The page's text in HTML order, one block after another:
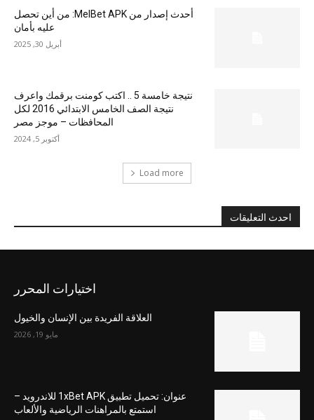
أحدث إصدار من MelBet APK: من أين تحصل
عليه بأمان
أبريل 30, 2025
نتيجة خامسة 5 .. اكتب كومنت برقمك واعرف
نتيجة الصف الخامس الابتدائي 2016 لكل
المحافظات – موجز مصر
أكتوبر 5, 2024
Load more
احدث التعليقات
اختيارات المحرر
العلاقة الفريدة بين الإنسان والخيول
مايو 19, 2026
عنوان: تحميل تطبيق 1xBet APK للاندرويد –
استمتع بالمراهنات الرياضية والألعاب